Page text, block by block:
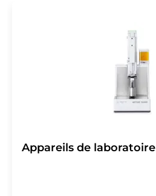
Appareils de laboratoire